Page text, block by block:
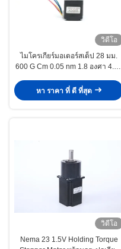
วิดีโอ
ไมโครเกียร์มอเตอร์สเต็ป 28 มม.
600 G Cm 0.05 nm 1.8 องศา 4.22
หา ราคา ที่ ดี ที่สุด
วิดีโอ
Nema 23 1.5V Holding Torque